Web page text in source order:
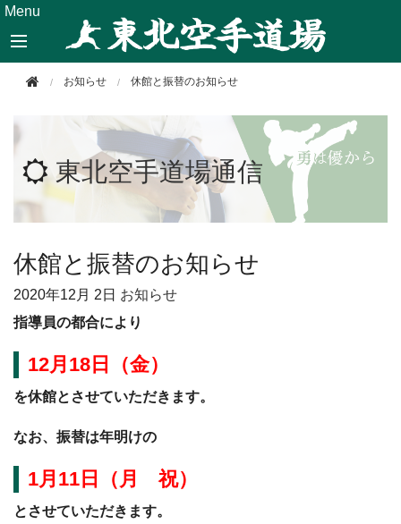
Menu
お知らせ 休館と振替のお知らせ
東北空手道場通信
休館と振替のお知らせ
2020年12月 2日 お知らせ
指導員の都合により
12月18日（金）
を休館とさせていただきます。
なお、振替は年明けの
1月11日（月 祝）
とさせていただきます。